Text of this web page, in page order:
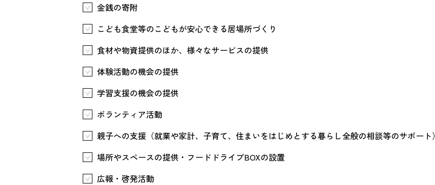
金銭の寄附
こども食堂等のこどもが安心できる居場所づくり
食材や物資提供のほか、様々なサービスの提供
体験活動の機会の提供
学習支援の機会の提供
ボランティア活動
親子への支援（就業や家計、子育て、住まいをはじめとする暮らし全般の相談等のサポート）
場所やスペースの提供・フードドライブBOXの設置
広報・啓発活動